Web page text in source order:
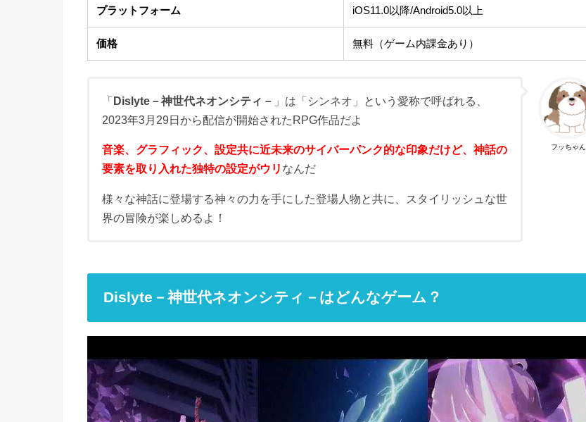
プラットフォーム iOS11.0以降/Android5.0以上
価格 無料（ゲーム内課金あり）
フッちゃん
「 Dislyte－神世代ネオンシティ－ 」は「シンネオ」という愛称で呼ばれる、
2023年3月29日から配信が開始されたRPG作品だよ
音楽、グラフィック、設定共に近未来のサイバーパンク的な印象だけど、神話の
要素を取り入れた独特の設定がウリ なんだ
様々な神話に登場する神々の力を手にした登場人物と共に、スタイリッシュな世
界の冒険が楽しめるよ！
Dislyte－神世代ネオンシティ－はどんなゲーム？